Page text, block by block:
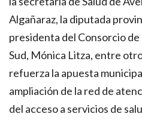
Algañaraz, la diputada
presidenta del Consorcio
Sud, Mónica Litza, entre
refuerza la apuesta
ampliación de la red de
del acceso a servicios de